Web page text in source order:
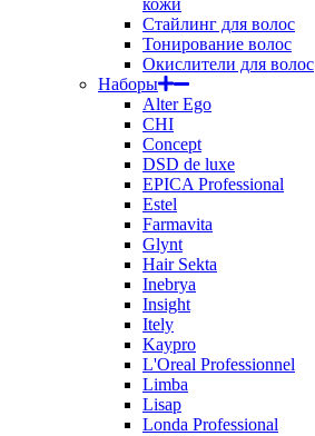
кожи
Стайлинг для волос
Тонирование волос
Окислители для волос
Наборы
Alter Ego
CHI
Concept
DSD de luxe
EPICA Professional
Estel
Farmavita
Glynt
Hair Sekta
Inebrya
Insight
Itely
Kaypro
L'Oreal Professionnel
Limba
Lisap
Londa Professional